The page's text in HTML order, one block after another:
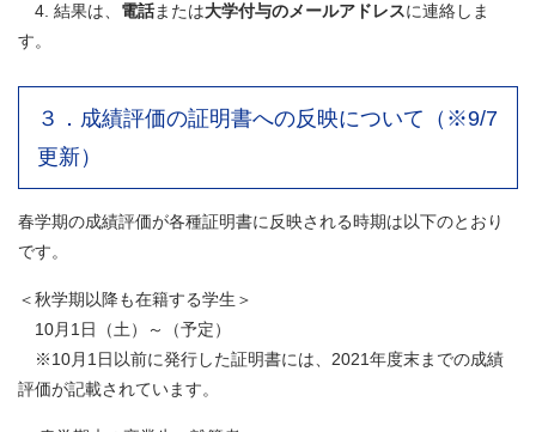
4. 結果は、 電話または大学付与のメールアドレスに連絡しま
す。
３．成績評価の証明書への反映について（※9/7
更新）
春学期の成績評価が各種証明書に反映される時期は以下のとおり
です。
＜秋学期以降も在籍する学生＞
10月1日（土）～（予定）
※10月1日以前に発行した証明書には、2021年度末までの成績
評価が記載されています。